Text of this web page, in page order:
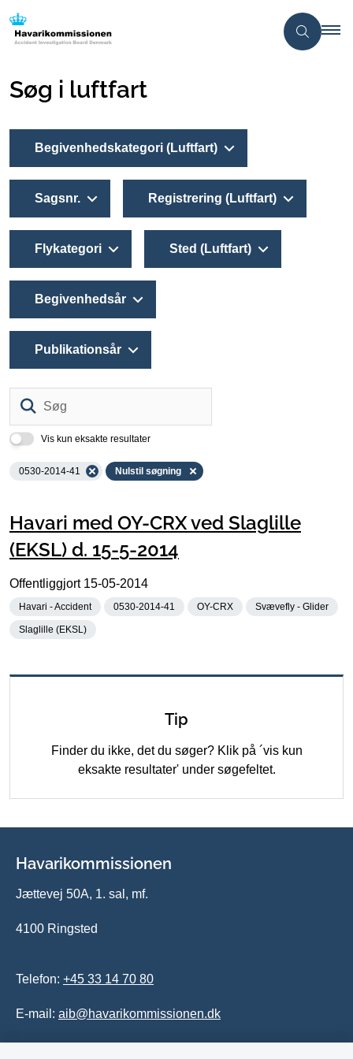
Søg i luftfart
Vis kun eksakte resultater
0530-2014-41 Nulstil søgning
Begivenhedskategori (Luftfart)
Sagsnr. Registrering (Luftfart)
Flykategori Sted (Luftfart)
Begivenhedsår
Publikationsår
Havari med OY-CRX ved Slaglille
(EKSL) d. 15-5-2014
Offentliggjort 15-05-2014
Havari - Accident 0530-2014-41 OY-CRX Svævefly - Glider
Slaglille (EKSL)
Tip
Finder du ikke, det du søger? Klik på ´vis kun
eksakte resultater' under søgefeltet.
Havarikommissionen
Jættevej 50A, 1. sal, mf.
4100 Ringsted
Telefon: +45 33 14 70 80
E-mail: aib@havarikommissionen.dk